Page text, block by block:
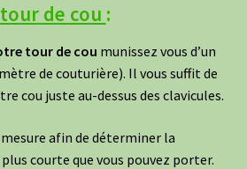
de cou :
tour de cou munissez vous d’un
de couturière). Il vous suffit de
cou juste au-dessus des clavicules.
afin de déterminer la
courte que vous pouvez porter.